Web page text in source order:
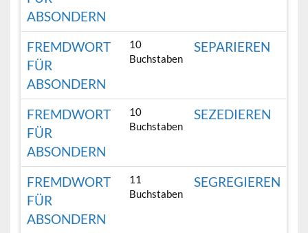
ABSONDERN
FREMDWORT
FÜR
ABSONDERN
10
Buchstaben
SEPARIEREN
FREMDWORT
FÜR
ABSONDERN
10
Buchstaben
SEZEDIEREN
FREMDWORT
FÜR
ABSONDERN
11
Buchstaben
SEGREGIEREN